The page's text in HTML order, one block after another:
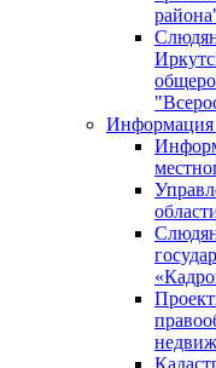
Информация